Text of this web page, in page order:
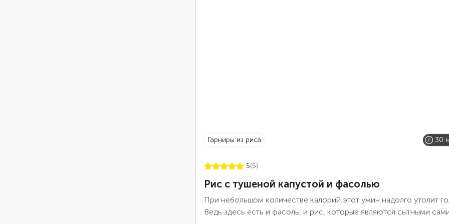
гарниры из риса 30
5(5)
Рис с тушеной капустой и фасолью
При небольшом количестве калорий этот ужин надолго утолит
Ведь здесь есть и фасоль, и рис, которые являются сытными